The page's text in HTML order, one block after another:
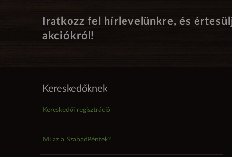
Iratkozz fel hírlevelünkre, és
akciókról!
Kereskedőknek
Kereskedői regisztráció
Mi az a SzabadPéntek?